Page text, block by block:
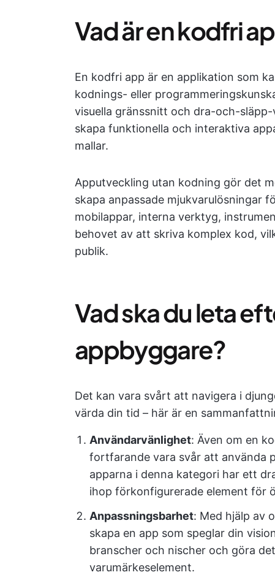
Vad är en kodfri
En kodfri app är en applikation som
kodnings- eller
visuella gränssnitt och dra-och-
skapa funktionella och interaktiva
mallar.
Apputveckling utan kodning gör det
skapa anpassade mjukvarulösningar
mobilappar, interna verktyg,
behovet av att skriva komplex kod,
publik.
Vad ska du leta
appbyggare?
Det kan vara svårt att navigera i
värda din tid – här är en
Användarvänlighet: Även om en
fortfarande vara svår att använda
apparna i denna kategori har ett
ihop förkonfigurerade element för
Anpassningsbarhet: Med hjälp av
skapa en app som speglar din
branscher och nischer och göra
varumärkeselement.